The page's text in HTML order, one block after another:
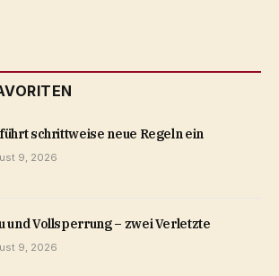
schrittweise neue Regeln ein
9, 2026
und Vollsperrung – zwei Verletzte
9, 2026